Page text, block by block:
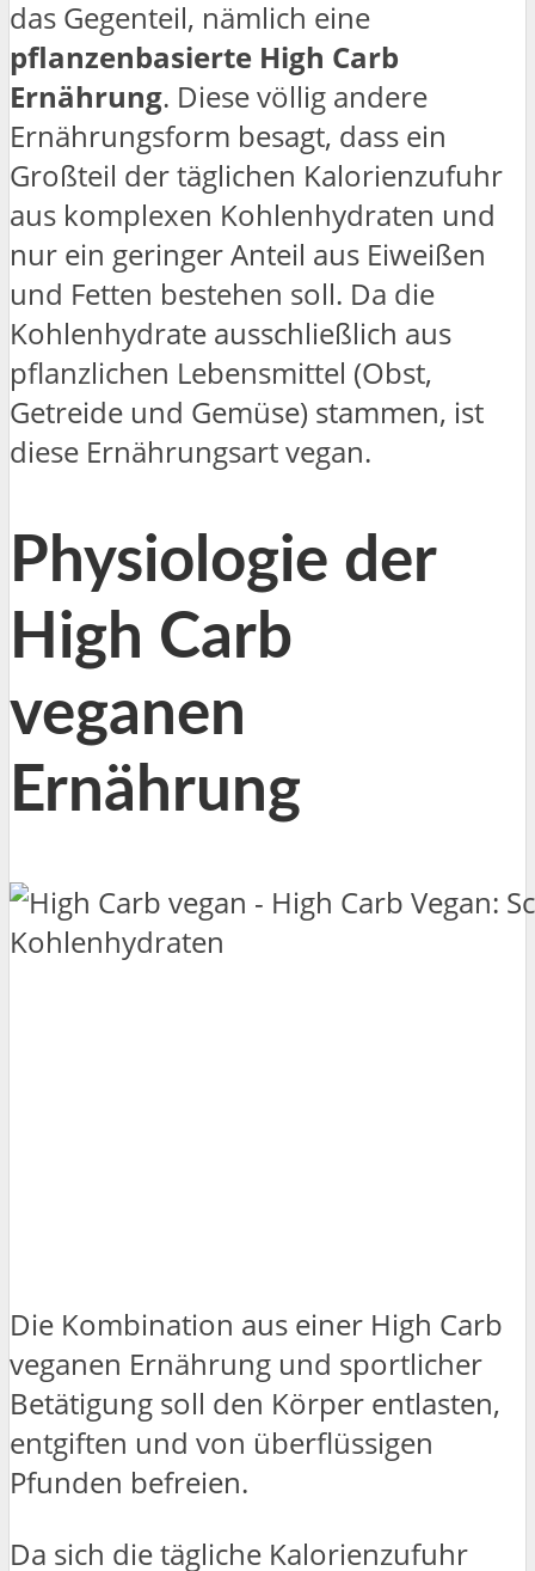
das Gegenteil, nämlich eine
pflanzenbasierte High Carb
Ernährung. Diese völlig andere
Ernährungsform besagt, dass ein
Großteil der täglichen Kalorienzufuhr
aus komplexen Kohlenhydraten und
nur ein geringer Anteil aus Eiweißen
und Fetten bestehen soll. Da die
Kohlenhydrate ausschließlich aus
pflanzlichen Lebensmittel (Obst,
Getreide und Gemüse) stammen, ist
diese Ernährungsart vegan.
Physiologie der
High Carb
veganen
Ernährung
Die Kombination aus einer High Carb
veganen Ernährung und sportlicher
Betätigung soll den Körper entlasten,
entgiften und von überflüssigen
Pfunden befreien.
Da sich die tägliche Kalorienzufuhr